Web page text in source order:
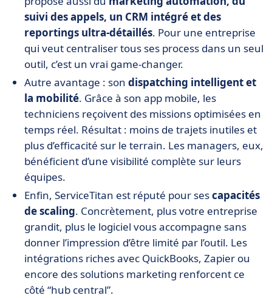
suivi des appels, un CRM intégré et des
reportings ultra-détaillés. Pour une entreprise
qui veut centraliser tous ses process dans un seul
outil, c’est un vrai game-changer.
Autre avantage : son dispatching intelligent et
la mobilité. Grâce à son app mobile, les
techniciens reçoivent des missions optimisées en
temps réel. Résultat : moins de trajets inutiles et
plus d’efficacité sur le terrain. Les managers, eux,
bénéficient d’une visibilité complète sur leurs
équipes.
Enfin, ServiceTitan est réputé pour sescapacités
de scaling. Concrètement, plus votre entreprise
grandit, plus le logiciel vous accompagne sans
donner l’impression d’être limité par l’outil. Les
intégrations riches avec QuickBooks, Zapier ou
encore des solutions marketing renforcent ce
côté “hub central”.